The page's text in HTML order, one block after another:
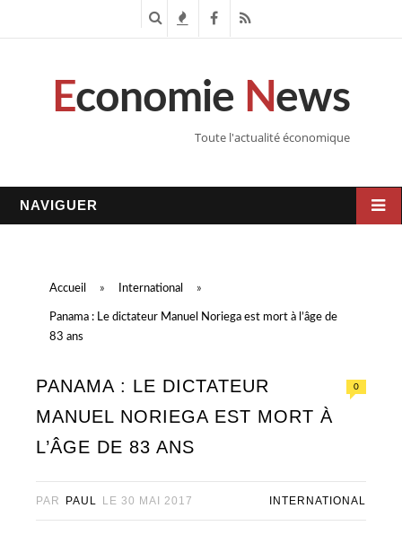
c n
s
F
c
R
S
Economie News
Toute l'actualité économique
NAVIGUER
Accueil » International »
Panama : Le dictateur Manuel Noriega est mort à l’âge de
83 ans
PANAMA : LE DICTATEUR
MANUEL NORIEGA EST MORT À
L’ÂGE DE 83 ANS
0
PAR PAUL LE 30 MAI 2017 INTERNATIONAL